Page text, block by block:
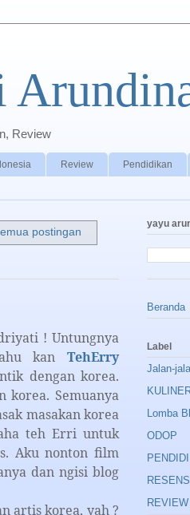
Review
Review Pendidikan
postingan
! Untungnya
kan TehErry
dengan korea.
korea. Semuanya
masakan korea
teh Erri untuk
Aku nonton film
dan ngisi blog
korea, yah ?
yayu
Beranda
Label
Jalan-
Lomba
ODOP
REVIEW